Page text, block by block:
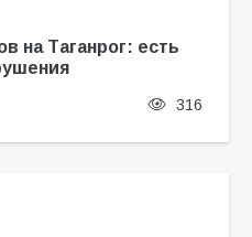
на Таганрог: есть
316